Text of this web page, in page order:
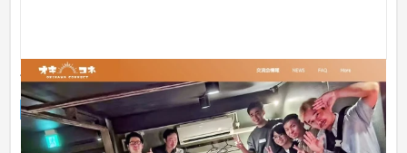
The DAIZ
企業サイト イベント・キャンペーン 〜30万円